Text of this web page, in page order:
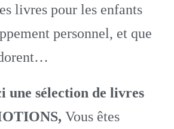
livres pour les enfants
personnel, et que
une sélection de livres
Vous êtes